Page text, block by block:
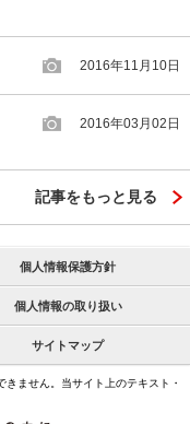
2016年11月10日
2016年03月02日
記事をもっと見る
個人情報保護方針
個人情報の取り扱い
サイトマップ
ません。当サイト上のテキスト・